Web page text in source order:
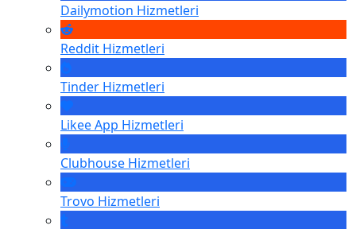
Dailymotion Hizmetleri
Reddit Hizmetleri
Tinder Hizmetleri
Likee App Hizmetleri
Clubhouse Hizmetleri
Trovo Hizmetleri